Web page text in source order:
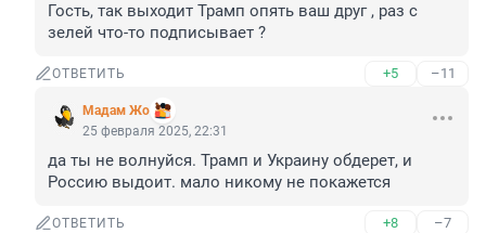
Гость, так выходит Трамп опять ваш друг , раз с
зелей что-то подписывает ?
ОТВЕТИТЬ +5 –11
Мадам Жо
25 февраля 2025, 22:31
да ты не волнуйся. Трамп и Украину обдерет, и
Россию выдоит. мало никому не покажется
ОТВЕТИТЬ +8 –7